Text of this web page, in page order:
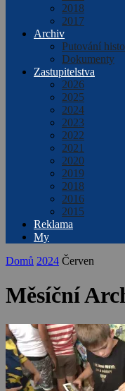
2018
2017
Archiv
Putování
Dokumenty
Zastupitelstva
2026
2025
2024
2023
2022
2021
2020
2019
2018
2016
2015
Reklama
My
Domů 2024 Červen
Měsíční